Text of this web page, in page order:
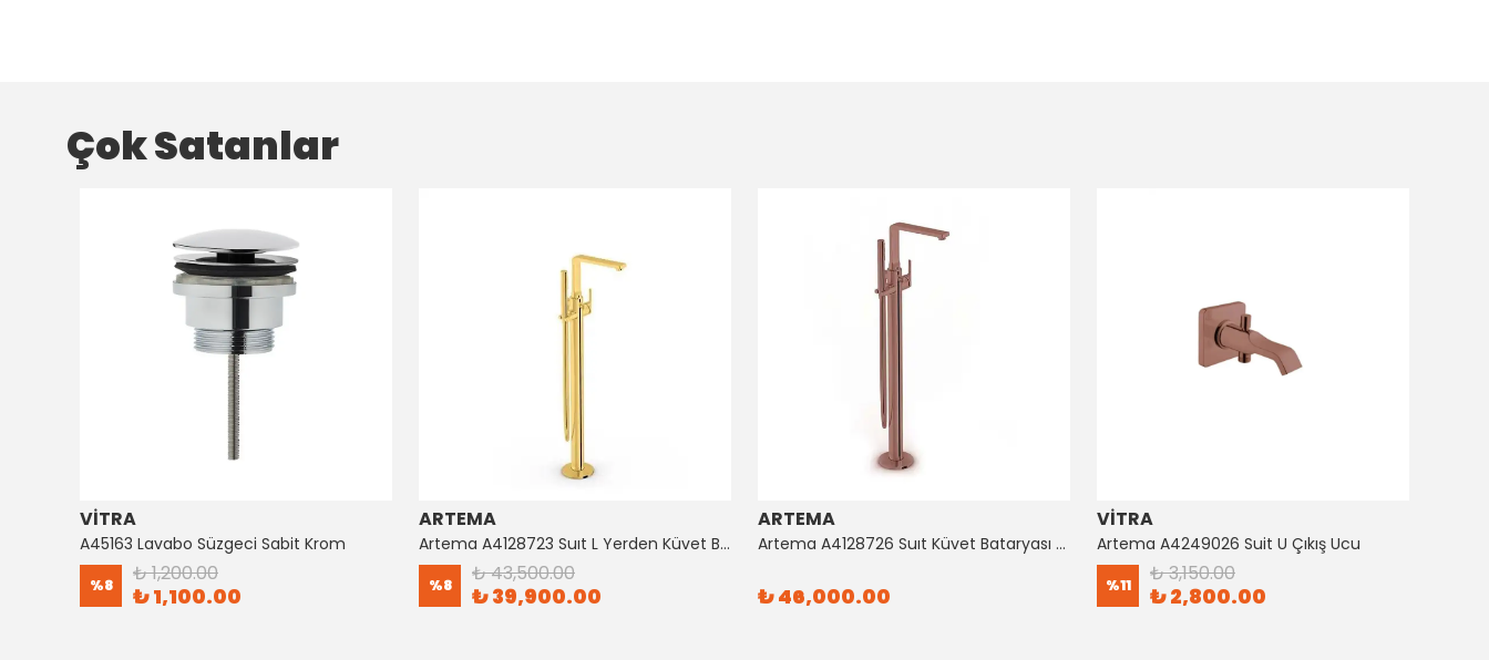
Çok Satanlar
VİTRA
A45163 Lavabo Süzgeci Sabit Krom
%8 ₺ 1,200.00
₺ 1,100.00
ARTEMA
Artema A4128723 Suıt L Yerden Küvet Bataryası Altın
%8 ₺ 43,500.00
₺ 39,900.00
ARTEMA
Artema A4128726 Suıt Küvet Bataryası Bakır
₺ 46,000.00
VİTRA
Artema A4249026 Suit U Çıkış Ucu
%11 ₺ 3,150.00
₺ 2,800.00